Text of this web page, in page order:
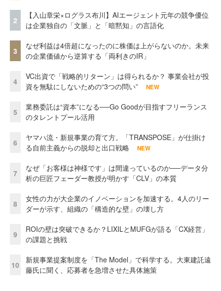
2
【入山章栄×ログラス布川】AIエージェント元年の競争優位
は企業独自の「文脈」と「暗黙知」の言語化
3
なぜ利益は4倍超になったのに株価は上がらないのか。未来
の企業価値から逆算する「両利きのIR」
4
VC出資で「戦略的リターン」は得られるか？ 事業会社が投
資を無駄にしないための“3つの問い”
NEW
5
業務委託は“資本”になる──Go Goodが目指すフリーランス
のタレントプール活用
6
ヤマハ流・新規事業の育て方。「TRANSPOSE」が仕掛け
る自前主義からの脱却と出口戦略
NEW
7
なぜ「お客様は神様です」は間違っているのか──データ分
析の巨匠フェーダー教授が明かす「CLV」の本質
8
女性の力が大企業のイノベーションを加速する。4人のリー
ダーが示す、組織の「構造的な壁」の壊し方
9
ROIの壁は突破できるか？LIXILとMUFGが語る「CX経営」
の課題と挑戦
10
新規事業提案制度を「The Model」で科学する。大東建託遠
藤氏に聞く、応募者を急増させた具体施策